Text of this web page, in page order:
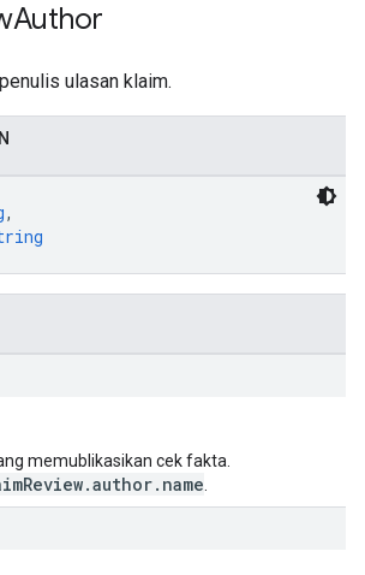
Author
ulasan klaim.
,
memublikasikan cek fakta.